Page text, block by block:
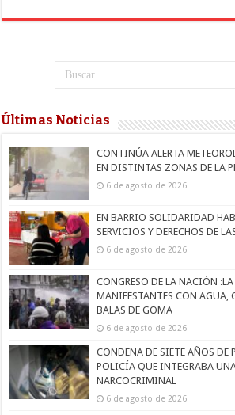
Últimas Noticias
CONTINÚA ALERTA
EN DISTINTAS ZONAS DE LA
6 de agosto de 2026
EN BARRIO SOLIDARIDAD
SERVICIOS Y DERECHOS DE
6 de agosto de 2026
CONGRESO DE LA NACIÓN
MANIFESTANTES CON AGUA,
BALAS DE GOMA
6 de agosto de 2026
CONDENA DE SIETE AÑOS DE
POLICÍA QUE INTEGRABA
NARCOCRIMINAL
6 de agosto de 2026